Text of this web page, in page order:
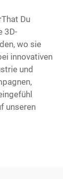
Du
3D-
wo sie
innovativen
und
unseren